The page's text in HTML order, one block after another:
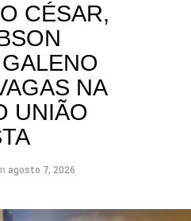
CÉSAR,
NA
UNIÃO
agosto 7, 2026